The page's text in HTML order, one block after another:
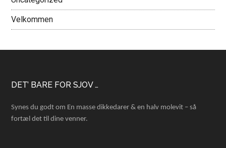
Velkommen
Footer
DET’ BARE FOR SJOV …
Synes du godt om En masse dikkedarer & en halv molevit – så
fortæl det til dine venner.